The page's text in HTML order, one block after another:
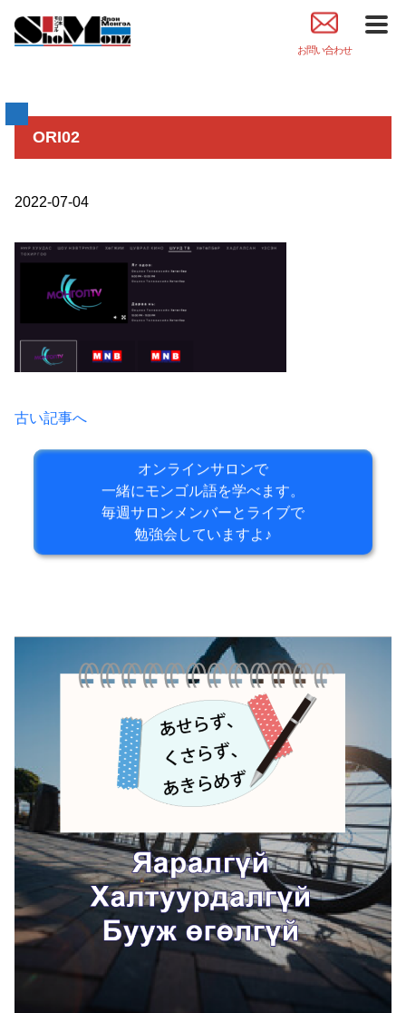
お問い合わせ
ORI02
2022-07-04
古い記事へ
オンラインサロンで
一緒にモンゴル語を学べます。
毎週サロンメンバーとライブで
勉強会していますよ♪